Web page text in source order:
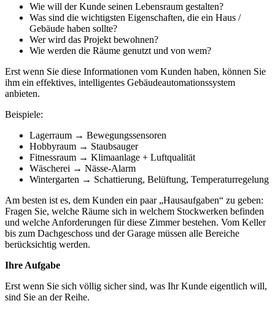
Wie will der Kunde seinen Lebensraum gestalten?
Was sind die wichtigsten Eigenschaften, die ein Haus /
Gebäude haben sollte?
Wer wird das Projekt bewohnen?
Wie werden die Räume genutzt und von wem?
Erst wenn Sie diese Informationen vom Kunden haben, können Sie
ihm ein effektives, intelligentes Gebäudeautomationssystem
anbieten.
Beispiele:
Lagerraum → Bewegungssensoren
Hobbyraum → Staubsauger
Fitnessraum → Klimaanlage + Luftqualität
Wäscherei → Nässe-Alarm
Wintergarten → Schattierung, Belüftung, Temperaturregelung
Am besten ist es, dem Kunden ein paar „Hausaufgaben“ zu geben:
Fragen Sie, welche Räume sich in welchem Stockwerken befinden
und welche Anforderungen für diese Zimmer bestehen. Vom Keller
bis zum Dachgeschoss und der Garage müssen alle Bereiche
berücksichtig werden.
Ihre Aufgabe
Erst wenn Sie sich völlig sicher sind, was Ihr Kunde eigentlich will,
sind Sie an der Reihe.